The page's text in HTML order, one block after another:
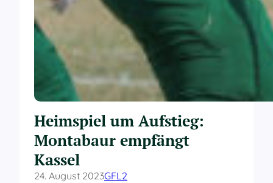
Heimspiel um Aufstieg:
Montabaur empfängt
Kassel
24. August 2023GFL2